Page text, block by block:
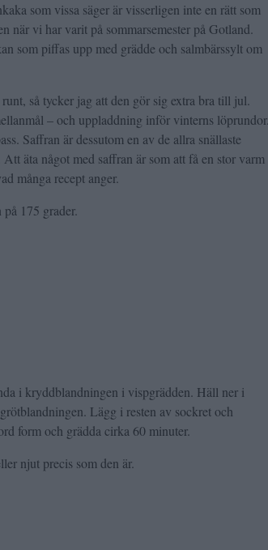
som vissa säger är visserligen inte en rätt som
när vi har varit på sommarsemester på Gotland.
som piffas upp med grädde och salmbärssylt om
så tycker jag att den gör sig extra bra till jul.
– och uppladdning inför vinterns löprundor.
Saffran är dessutom en av de allra snällaste
äta något med saffran är som att få en stor varm
många recept anger.
175 grader.
i kryddblandningen i vispgrädden. Häll ner i
Lägg i resten av sockret och
form och grädda cirka 60 minuter.
njut precis som den är.